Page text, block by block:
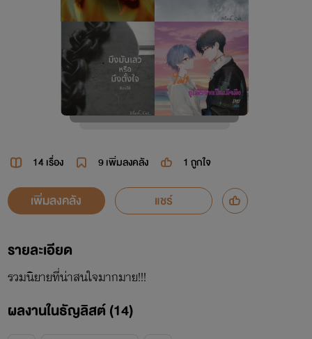
14 เรื่อง 9เพิ่มลงคลัง 1 ถูกใจ
เพิ่มลงคลัง แชร์
รายละเอียด
รวมนิยายที่น่าสนใจมากมาย!!!
ผลงานในธัญลิสต์ (14)